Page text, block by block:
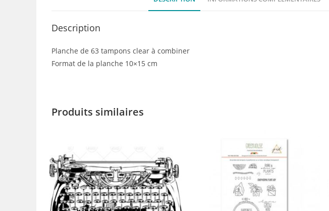
Description
Planche de 63 tampons clear à combiner
Format de la planche 10×15 cm
Produits similaires